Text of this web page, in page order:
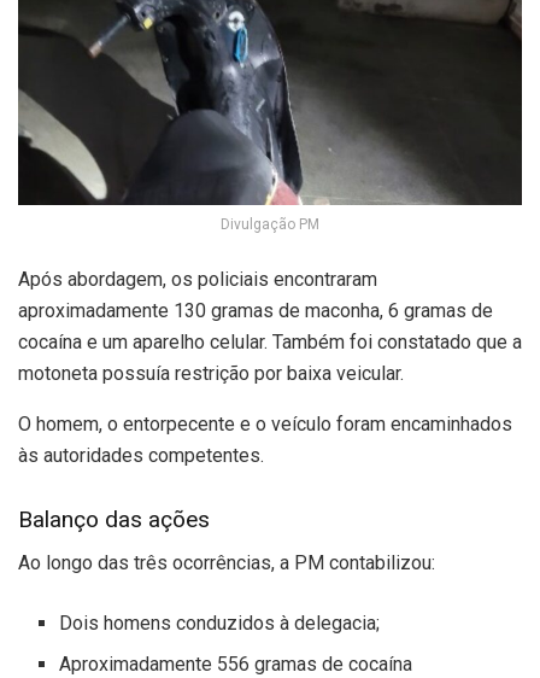
Divulgação PM
Após abordagem, os policiais encontraram
aproximadamente 130 gramas de maconha, 6 gramas de
cocaína e um aparelho celular. Também foi constatado que a
motoneta possuía restrição por baixa veicular.
O homem, o entorpecente e o veículo foram encaminhados
às autoridades competentes.
Balanço das ações
Ao longo das três ocorrências, a PM contabilizou:
Dois homens conduzidos à delegacia;
Aproximadamente 556 gramas de cocaína